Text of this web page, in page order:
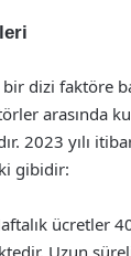
dizi faktöre
arasında
2023 yılı
gibidir:
ücretler
Uzun